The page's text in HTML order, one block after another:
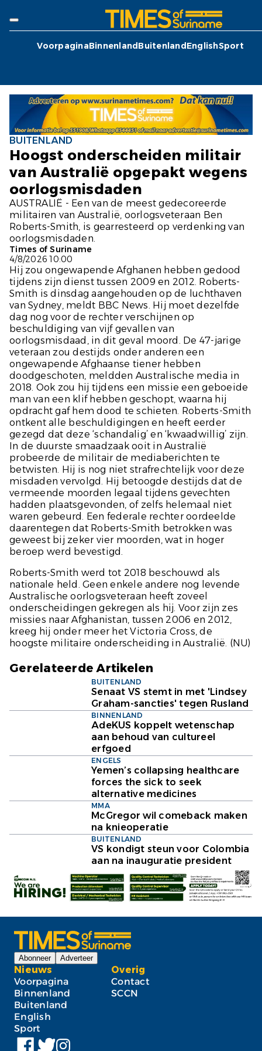
VoorpaginaBinnenlandBuitenlandEnglishSport
BUITENLAND
Hoogst onderscheiden militair
van Australië opgepakt wegens
oorlogsmisdaden
AUSTRALIË - Een van de meest gedecoreerde
militairen van Australië, oorlogsveteraan Ben
Roberts-Smith, is gearresteerd op verdenking van
oorlogsmisdaden.
Times of Suriname
4/8/2026 10:00
Hij zou ongewapende Afghanen hebben gedood
tijdens zijn dienst tussen 2009 en 2012. Roberts-
Smith is dinsdag aangehouden op de luchthaven
van Sydney, meldt BBC News. Hij moet dezelfde
dag nog voor de rechter verschijnen op
beschuldiging van vijf gevallen van
oorlogsmisdaad, in dit geval moord. De 47-jarige
veteraan zou destijds onder anderen een
ongewapende Afghaanse tiener hebben
doodgeschoten, meldden Australische media in
2018. Ook zou hij tijdens een missie een geboeide
man van een klif hebben geschopt, waarna hij
opdracht gaf hem dood te schieten. Roberts-Smith
ontkent alle beschuldigingen en heeft eerder
gezegd dat deze ‘schandalig’ en ‘kwaadwillig’ zijn.
In de duurste smaadzaak ooit in Australië
probeerde de militair de mediaberichten te
betwisten. Hij is nog niet strafrechtelijk voor deze
misdaden vervolgd. Hij betoogde destijds dat de
vermeende moorden legaal tijdens gevechten
hadden plaatsgevonden, of zelfs helemaal niet
waren gebeurd. Een federale rechter oordeelde
daarentegen dat Roberts-Smith betrokken was
geweest bij zeker vier moorden, wat in hoger
beroep werd bevestigd.
Roberts-Smith werd tot 2018 beschouwd als
nationale held. Geen enkele andere nog levende
Australische oorlogsveteraan heeft zoveel
onderscheidingen gekregen als hij. Voor zijn zes
missies naar Afghanistan, tussen 2006 en 2012,
kreeg hij onder meer het Victoria Cross, de
hoogste militaire onderscheiding in Australië. (NU)
Gerelateerde Artikelen
BUITENLAND
Senaat VS stemt in met 'Lindsey
Graham-sancties' tegen Rusland
BINNENLAND
AdeKUS koppelt wetenschap
aan behoud van cultureel
erfgoed
ENGELS
Yemen’s collapsing healthcare
forces the sick to seek
alternative medicines
MMA
McGregor wil comeback maken
na knieoperatie
BUITENLAND
VS kondigt steun voor Colombia
aan na inauguratie president
Abonneer Adverteer
Nieuws
Voorpagina
Binnenland
Buitenland
English
Sport
Overig
Contact
SCCN